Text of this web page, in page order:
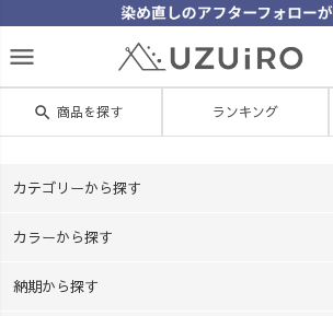
menu
search 商品を探す ランキング
カテゴリーから探す
カラーから探す
納期から探す